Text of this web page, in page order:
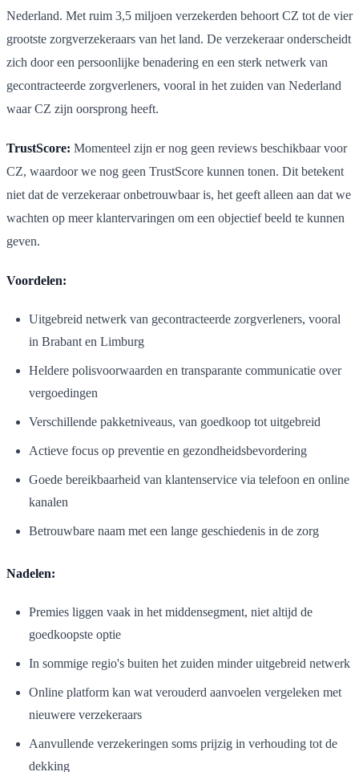
Nederland. Met ruim 3,5 miljoen verzekerden behoort CZ tot de vier
grootste zorgverzekeraars van het land. De verzekeraar onderscheidt
zich door een persoonlijke benadering en een sterk netwerk van
gecontracteerde zorgverleners, vooral in het zuiden van Nederland
waar CZ zijn oorsprong heeft.
TrustScore: Momenteel zijn er nog geen reviews beschikbaar voor
CZ, waardoor we nog geen TrustScore kunnen tonen. Dit betekent
niet dat de verzekeraar onbetrouwbaar is, het geeft alleen aan dat we
wachten op meer klantervaringen om een objectief beeld te kunnen
geven.
Voordelen:
Uitgebreid netwerk van gecontracteerde zorgverleners, vooral
in Brabant en Limburg
Heldere polisvoorwaarden en transparante communicatie over
vergoedingen
Verschillende pakketniveaus, van goedkoop tot uitgebreid
Actieve focus op preventie en gezondheidsbevordering
Goede bereikbaarheid van klantenservice via telefoon en online
kanalen
Betrouwbare naam met een lange geschiedenis in de zorg
Nadelen:
Premies liggen vaak in het middensegment, niet altijd de
goedkoopste optie
In sommige regio's buiten het zuiden minder uitgebreid netwerk
Online platform kan wat verouderd aanvoelen vergeleken met
nieuwere verzekeraars
Aanvullende verzekeringen soms prijzig in verhouding tot de
dekking